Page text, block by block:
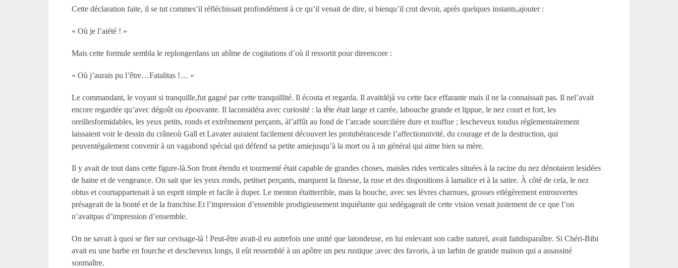
Cette déclaration faite, il se tut commes’il réfléchissait profondément à ce qu’il venait de dire, si bienqu’il crut devoir, après quelques instants,ajouter :
« Où je l’aiété ! »
Mais cette formule sembla le replongerdans un abîme de cogitations d’où il ressortit pour direencore :
« Où j’aurais pu l’être…Fatalitas !… »
Le commandant, le voyant si tranquille,fut gagné par cette tranquillité. Il écouta et regarda. Il avaitdéjà vu cette face effarante mais il ne la connaissait pas. Il nel’avait
encore regardée qu’avec dégoût ou épouvante. Il laconsidéra avec curiosité : la tête était large et carrée, labouche grande et lippue, le nez court et fort, les
oreillesformidables, les yeux petits, ronds et extrêmement perçants, àl’affût au fond de l’arcade sourcilière dure et touffue ; lescheveux tondus réglementairement
laissaient voir le dessin du crâneoù Gall et Lavater auraient facilement découvert les protubérancesde l’affectionnivité, du courage et de la destruction, qui
peuventégalement convenir à un vagabond spécial qui défend sa petite amiejusqu’à la mort ou à un général qui aime bien sa mère.
Il y avait de tout dans cette figure-là.Son front étendu et tourmenté était capable de grandes choses, maisles rides verticales situées à la racine du nez dénotaient lesidées
de haine et de vengeance. On sait que les yeux ronds, petitset perçants, marquent la finesse, la ruse et des dispositions à lamalice et à la satire. À côté de cela, le nez
obtus et courtappartenait à un esprit simple et facile à duper. Le menton étaitterrible, mais la bouche, avec ses lèvres charnues, grosses etlégèrement entrouvertes
présageait de la bonté et de la franchise.Et l’impression d’ensemble prodigieusement inquiétante qui sedégageait de cette vision venait justement de ce que l’on
n’avaitpas d’impression d’ensemble.
On ne savait à quoi se fier sur cevisage-là ! Peut-être avait-il eu autrefois une unité que latondeuse, en lui enlevant son cadre naturel, avait faitdisparaître. Si Chéri-Bibi
avait eu une barbe en fourche et descheveux longs, il eût ressemblé à un apôtre un peu rustique ;avec des favoris, à un larbin de grande maison qui a assassiné
sonmaître.